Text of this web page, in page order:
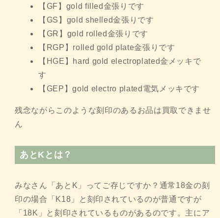
【GF】gold filled金張りです
【GS】gold shelled金張りです
【GR】gold rolled金張りです
【RGP】rolled gold plate金張りです
【HGE】hard gold electroplated金メッキで
す
【GEP】gold electro plated電気メッキです
残念ながらこのような刻印のあるお品は買取できませ
ん
あとKとは？
みなさん「あとK」ってご存じですか？通常18金の刻
印の場合「K18」と刻印されているのが普通ですが
「18K」と刻印されているものがあるのです。主にア